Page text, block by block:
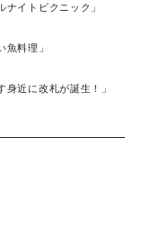
イトピクニック」
料理」
近に改札が誕生！」